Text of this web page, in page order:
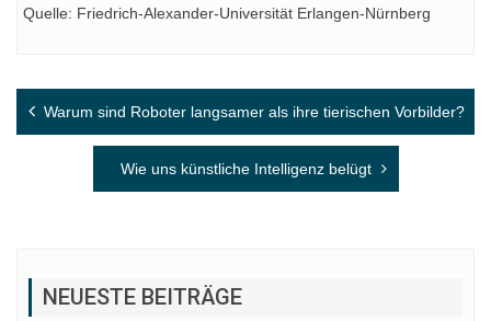
Quelle: Friedrich-Alexander-Universität Erlangen-Nürnberg
Beitragsnavigation
Warum sind Roboter langsamer als ihre tierischen Vorbilder?
Wie uns künstliche Intelligenz belügt
NEUESTE BEITRÄGE